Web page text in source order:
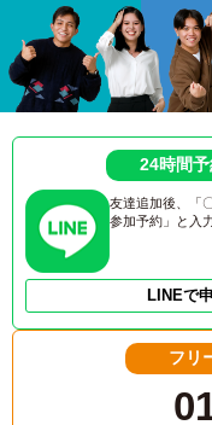
24時間
友達追加後、「
参加予約」と入
LINEで
フリ